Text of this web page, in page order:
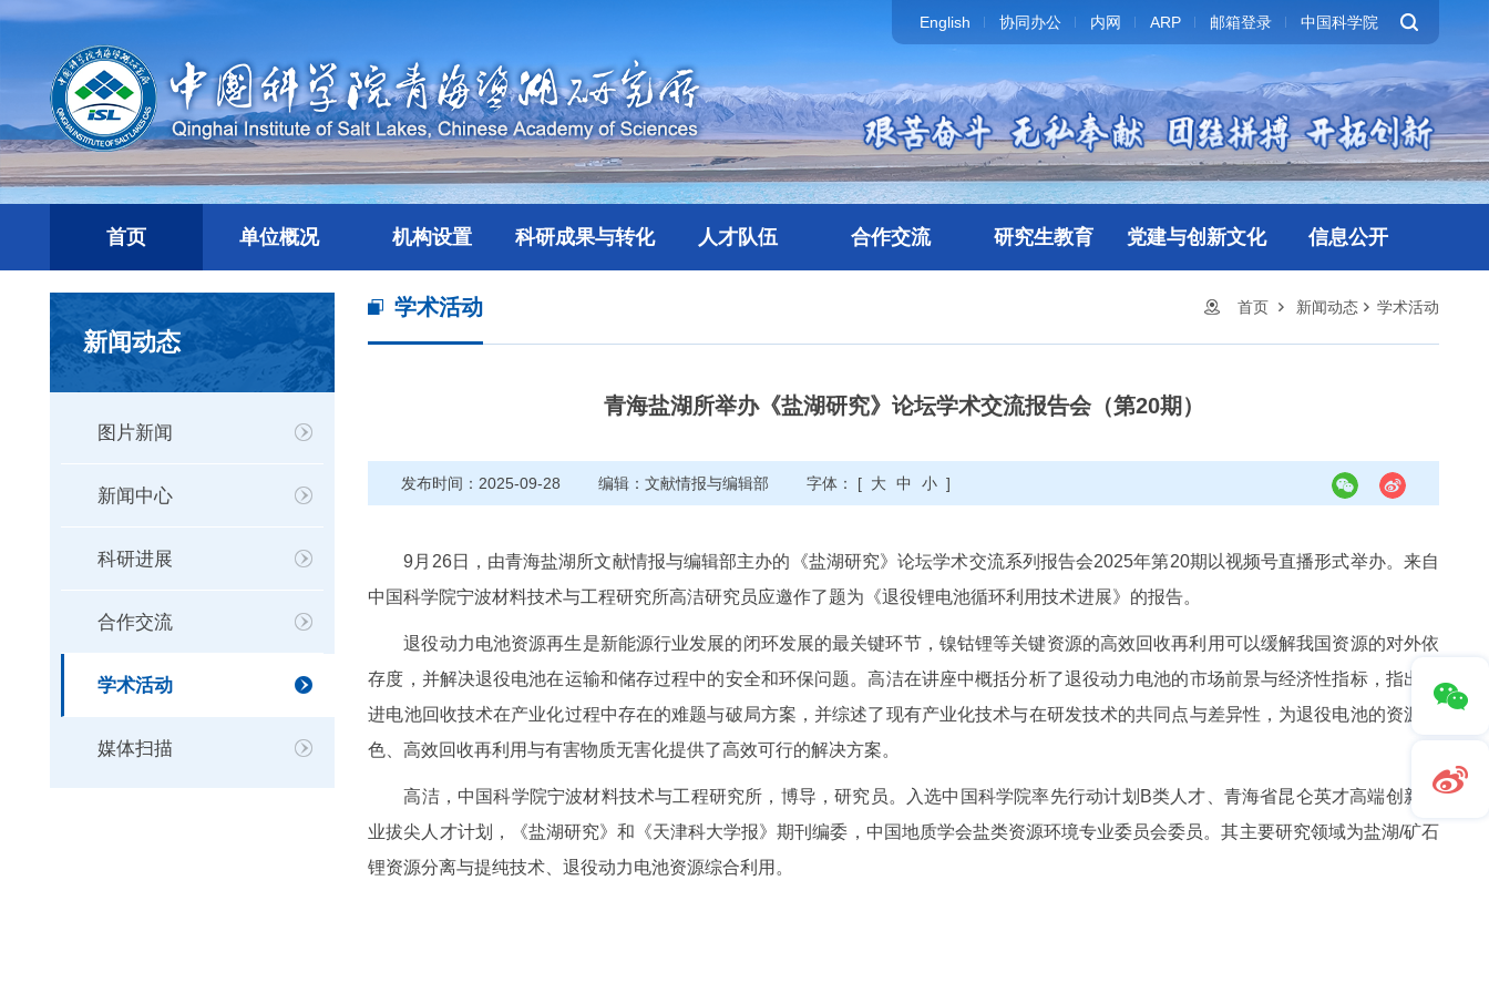
English 协同办公 内网 ARP 邮箱登录 中国科学院
首页 单位概况 机构设置 科研成果与转化 人才队伍 合作交流 研究生教育 党建与创新文化 信息公开
新闻动态
图片新闻
新闻中心
科研进展
合作交流
学术活动
媒体扫描
学术活动 首页 新闻动态 学术活动
青海盐湖所举办《盐湖研究》论坛学术交流报告会（第20期）
发布时间：2025-09-28 编辑：文献情报与编辑部 字体： [ 大 中 小 ]
9月26日，由青海盐湖所文献情报与编辑部主办的《盐湖研究》论坛学术交流系列报告会2025年第20期以视频号直播形式举办。来自
中国科学院宁波材料技术与工程研究所高洁研究员应邀作了题为《退役锂电池循环利用技术进展》的报告。
退役动力电池资源再生是新能源行业发展的闭环发展的最关键环节，镍钴锂等关键资源的高效回收再利用可以缓解我国资源的对外依
存度，并解决退役电池在运输和储存过程中的安全和环保问题。高洁在讲座中概括分析了退役动力电池的市场前景与经济性指标，指出先
进电池回收技术在产业化过程中存在的难题与破局方案，并综述了现有产业化技术与在研发技术的共同点与差异性，为退役电池的资源绿
色、高效回收再利用与有害物质无害化提供了高效可行的解决方案。
高洁，中国科学院宁波材料技术与工程研究所，博导，研究员。入选中国科学院率先行动计划B类人才、青海省昆仑英才高端创新创
业拔尖人才计划，《盐湖研究》和《天津科大学报》期刊编委，中国地质学会盐类资源环境专业委员会委员。其主要研究领域为盐湖/矿石
锂资源分离与提纯技术、退役动力电池资源综合利用。